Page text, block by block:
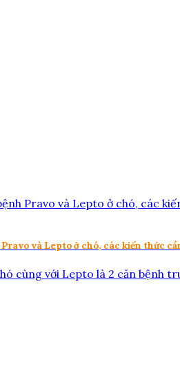
Pravo và Lepto ở chó, các kiến thức
cùng với Lepto là 2 căn bệnh